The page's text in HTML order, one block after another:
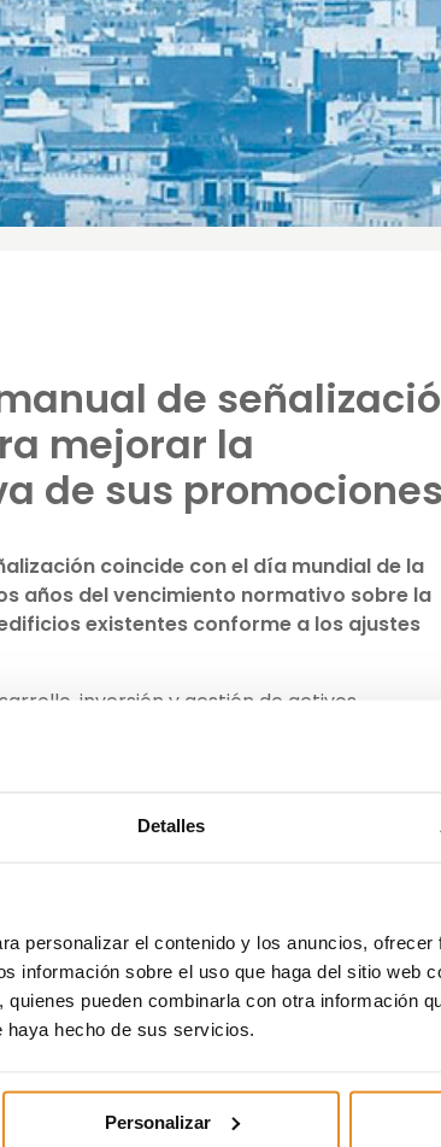
Detalles
personalizar el contenido y los anuncios,
información sobre el uso que haga del sitio web
pueden combinarla con otra información
haya hecho de sus servicios.
Personalizar
de
mejorar la
de sus
coincide con el día mundial de la
años del vencimiento normativo sobre la
existentes conforme a los ajustes
inversión y gestión de activos
de espacios de la arquitecta Berta
busca fomentar la accesibilidad cognitiva
en los entornos y edificios.
evaluación conjunta de la accesibilidad
tipo de Vía Célere, llevada a cabopor
Célere y evaluadores cognitivos con
a identificar posibles barreras cognitivas
mejora y adaptación de la señalización.
iconos, se han especificado tonalidades
la señalización, con el fin de facilitar al